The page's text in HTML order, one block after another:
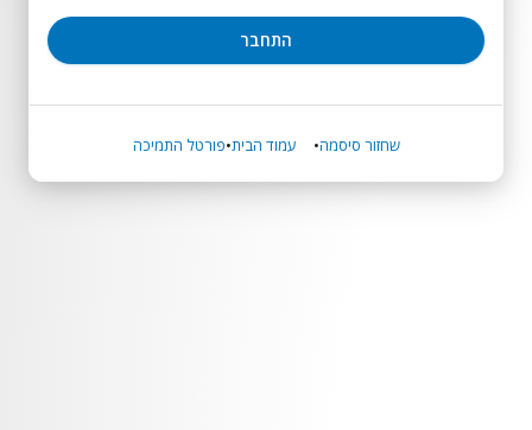
שחזור סיסמה עמוד הבית פורטל התמיכה